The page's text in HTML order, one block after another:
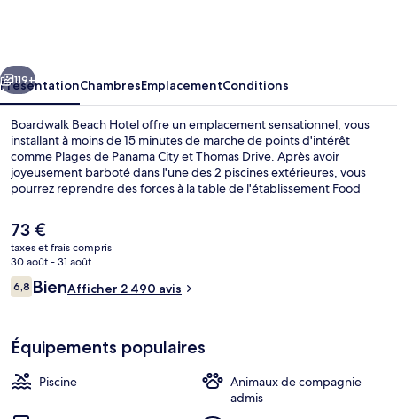
Suivant
119+
PrésentationChambresEmplacementConditions
Boardwalk Beach Hotel offre un emplacement sensationnel, vous
installant à moins de 15 minutes de marche de points d'intérêt
comme Plages de Panama City et Thomas Drive. Après avoir
joyeusement barboté dans l'une des 2 piscines extérieures, vous
pourrez reprendre des forces à la table de l'établissement Food
Cuisine américaine et est ouvert pour le petit déjeuner et le
déjeuner. Vous profiterez ici de 2 bars/lounges, d'un bar à la plage,
ainsi que d'agréables petits plus dans votre chambre, tels qu'un
réfrigérateur et un micro-ondes. Les autres voyageurs ne disent
que du bien en ce qui concerne la proximité avec la plage.
Le
prix
actuel
est
de
73 €
taxes et frais compris
30 août - 31 août
Avis
voyageurs
6,86,8 sur 10
BienAfficher 2 490 avis
Équipements populaires
Piscine
Animaux de compagnie
admis